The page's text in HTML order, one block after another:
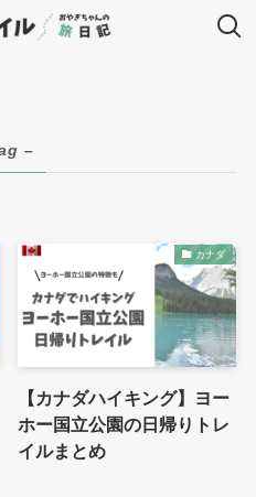
–
カナダ
【カナダハイキング】ヨー
ホー国立公園の日帰りトレ
イルまとめ